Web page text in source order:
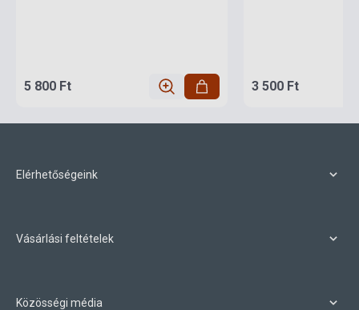
5 800 Ft 3 500 Ft
Elérhetőségeink
Vásárlási feltételek
Közösségi média